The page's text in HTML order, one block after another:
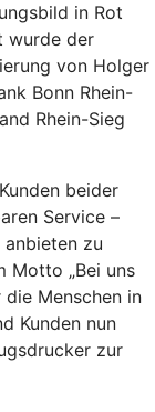
in Rot
wurde der
von Holger
Bonn Rhein-
Rhein-Sieg
beider
Service –
anbieten zu
Motto „Bei uns
Menschen in
Kunden nun
zur